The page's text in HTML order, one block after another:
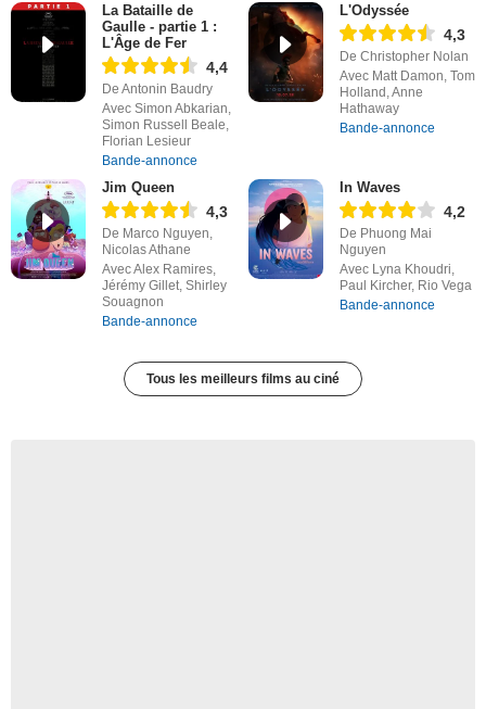
La Bataille de
Gaulle - partie 1 :
L'Âge de Fer
4,4
De Antonin Baudry
Avec Simon Abkarian,
Simon Russell Beale,
Florian Lesieur
Bande-annonce
L'Odyssée
4,3
De Christopher Nolan
Avec Matt Damon, Tom
Holland, Anne
Hathaway
Bande-annonce
Jim Queen
4,3
De Marco Nguyen,
Nicolas Athane
Avec Alex Ramires,
Jérémy Gillet, Shirley
Souagnon
Bande-annonce
In Waves
4,2
De Phuong Mai
Nguyen
Avec Lyna Khoudri,
Paul Kircher, Rio Vega
Bande-annonce
Tous les meilleurs films au ciné